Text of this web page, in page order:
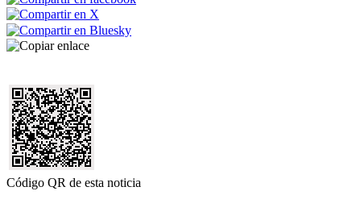
Código QR de esta noticia